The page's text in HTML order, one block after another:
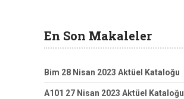
En Son Makaleler
Bim 28 Nisan 2023 Aktüel Kataloğu
A101 27 Nisan 2023 Aktüel Kataloğu